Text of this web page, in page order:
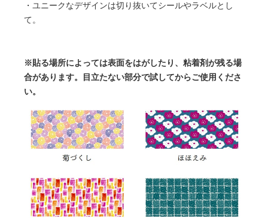
・ユニークなデザインは切り抜いてシールやラベルとし
て。
※貼る場所によっては表面をはがしたり、粘着剤が残る場
合があります。目立たない部分で試してからご使用くださ
い。